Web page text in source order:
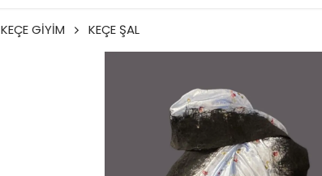
KEÇE GİYİM KEÇE ŞAL